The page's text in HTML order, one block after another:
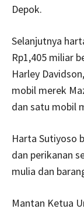
Depok.
Selanjutnya
Rp1,405 miliar
Harley
mobil merek
dan satu mobil
Harta Sutiyoso
dan perikanan
mulia dan
Mantan Ketua